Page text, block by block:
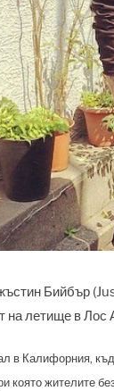
Бийбър
на летище в Лос
в Калифорния,
която жителите